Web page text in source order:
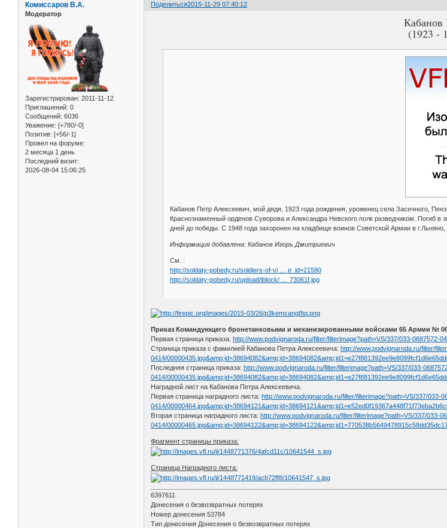
Поделиться2015-11-29 07:40:12
Комиссаров В.А.
Модератор
Зарегистрирован: 2011-11-12
Приглашений: 0
Сообщений: 6036
Уважение: [+780/-0]
Позитив: [+56/-1]
Провел на форуме:
2 месяца 1 день
Последний визит:
2026-08-04 15:06:25
Кабанов
(1923 -
Кабанов Петр Алексеевич, мой дядя, 1923 года рождения, уроженец села Засечного,
Краснознаменный орденов Суворова и Александра Невского полк разведчиком.
дней до победы. С 1948 года захоронен на кладбище воинов Советской Армии в
Информация добавлена: Кабанов Игорь Дмитриевич
См. :
http://soldaty-pobedy.ru/soldiers-of-vi … e_id=21590
http://soldaty-pobedy.ru/upload/iblock/ … 73061f.jpg
Приказ Командующего бронетанковыми и механизированными войсками 65 Армии №
Первая страница приказа:http://www.podvignaroda.ru/filter/filterimage?path=VS/337/033-0687572-
Страница приказа с фамилией Кабанова Петра Алексеевича:http://www.podvignaroda.ru/filter/
0414/
Последняя страница приказа:http://www.podvignaroda.ru/filter/filterimage?path=VS/337/033-
0414/
Наградной лист на Кабанова Петра Алексеевича.
Первая страница наградного листа:http://www.podvignaroda.ru/filter/filterimage?path=VS/337/033-
0414/
Вторая страница наградного листа:http://www.podvignaroda.ru/filter/filterimage?path=VS/337/033-
0414/
Фрагмент страницы приказа:
Страница Наградного листа:
6397611
Донесения о безвозвратных потерях
Номер донесения 53784
Тип донесения Донесения о безвозвратных потерях